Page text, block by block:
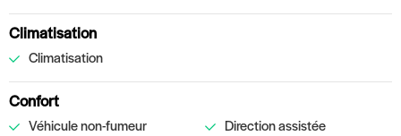
Climatisation
Climatisation
Confort
Véhicule non-fumeur Direction assistée